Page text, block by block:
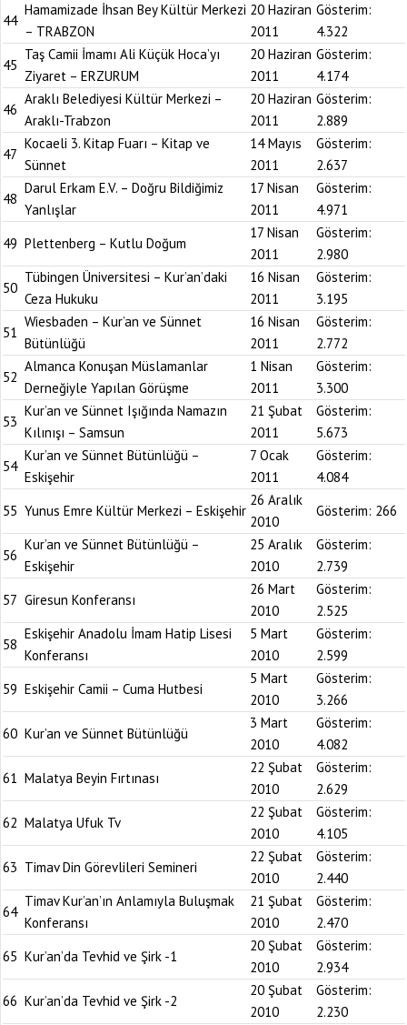
44
Hamamizade İhsan Bey Kültür Merkezi
– TRABZON
20 Haziran
2011
Gösterim:
4.322
45
Taş Camii İmamı Ali Küçük Hoca’yı
Ziyaret – ERZURUM
20 Haziran
2011
Gösterim:
4.174
46
Araklı Belediyesi Kültür Merkezi –
Araklı-Trabzon
20 Haziran
2011
Gösterim:
2.889
47
Kocaeli 3. Kitap Fuarı – Kitap ve
Sünnet
14 Mayıs
2011
Gösterim:
2.637
48
Darul Erkam E.V. – Doğru Bildiğimiz
Yanlışlar
17 Nisan
2011
Gösterim:
4.971
49 Plettenberg – Kutlu Doğum
17 Nisan
2011
Gösterim:
2.980
50
Tübingen Üniversitesi – Kur’an’daki
Ceza Hukuku
16 Nisan
2011
Gösterim:
3.195
51
Wiesbaden – Kur’an ve Sünnet
Bütünlüğü
16 Nisan
2011
Gösterim:
2.772
52
Almanca Konuşan Müslamanlar
Derneğiyle Yapılan Görüşme
1 Nisan
2011
Gösterim:
3.300
53
Kur’an ve Sünnet Işığında Namazın
Kılınışı – Samsun
21 Şubat
2011
Gösterim:
5.673
54
Kur’an ve Sünnet Bütünlüğü –
Eskişehir
7 Ocak
2011
Gösterim:
4.084
55 Yunus Emre Kültür Merkezi – Eskişehir
26 Aralık
2010
Gösterim: 266
56
Kur’an ve Sünnet Bütünlüğü –
Eskişehir
25 Aralık
2010
Gösterim:
2.739
57 Giresun Konferansı
26 Mart
2010
Gösterim:
2.525
58
Eskişehir Anadolu İmam Hatip Lisesi
Konferansı
5 Mart
2010
Gösterim:
2.599
59 Eskişehir Camii – Cuma Hutbesi
5 Mart
2010
Gösterim:
3.266
60 Kur’an ve Sünnet Bütünlüğü
3 Mart
2010
Gösterim:
4.082
61 Malatya Beyin Fırtınası
22 Şubat
2010
Gösterim:
2.629
62 Malatya Ufuk Tv
22 Şubat
2010
Gösterim:
4.105
63 Timav Din Görevlileri Semineri
22 Şubat
2010
Gösterim:
2.440
64
Timav Kur’an’ın Anlamıyla Buluşmak
Konferansı
21 Şubat
2010
Gösterim:
2.470
65 Kur’an’da Tevhid ve Şirk -1
20 Şubat
2010
Gösterim:
2.934
66 Kur’an’da Tevhid ve Şirk -2
20 Şubat
2010
Gösterim:
2.230